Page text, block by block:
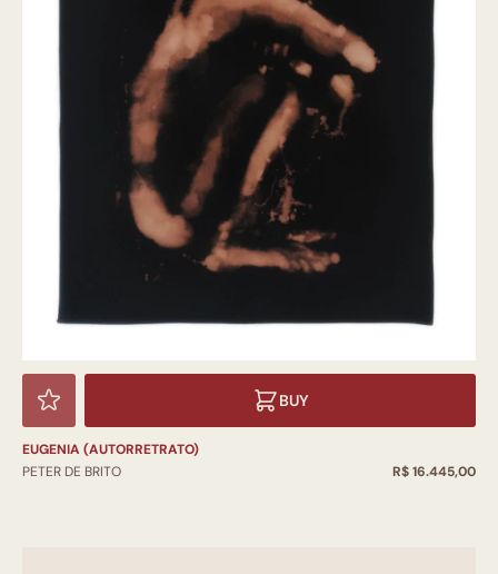
BUY
EUGENIA (AUTORRETRATO)
PETER DE BRITO
R$ 16.445,00